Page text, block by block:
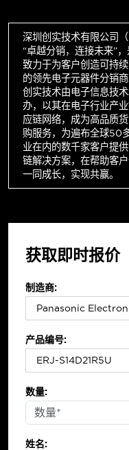
深圳创实技术有限公司
“卓越分销，连接未来”
致力于为客户创造可持
的领先电子元器件分销商
创实技术由电子信息技
办，以其在电子行业产
应链网络，成为高品质
购服务，为遍布全球50
业在内的数千家客户提
链解决方案，在帮助客
一同成长，实现共赢。
获取即时报价
制造商:
产品编号:
数量:
姓名: